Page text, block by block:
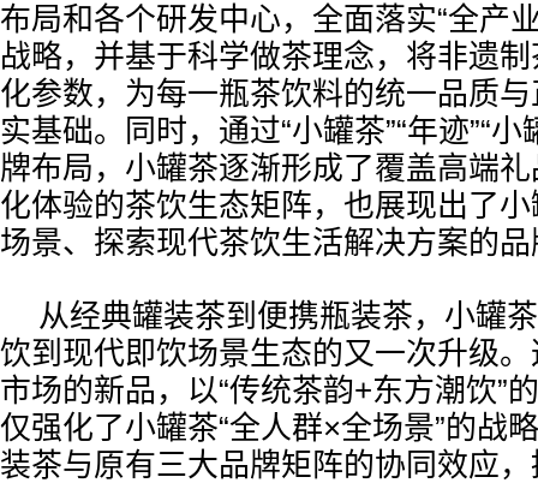
布局和各个研发中心，全面落实“全产
战略，并基于科学做茶理念，将非遗
化参数，为每一瓶茶饮料的统一品质
实基础。同时，通过“小罐茶”“年迹”“
牌布局，小罐茶逐渐形成了覆盖高端
化体验的茶饮生态矩阵，也展现出了
场景、探索现代茶饮生活解决方案的
从经典罐装茶到便携瓶装茶，小罐
饮到现代即饮场景生态的又一次升级
市场的新品，以“传统茶韵+东方潮饮”
仅强化了小罐茶“全人群×全场景”的战
装茶与原有三大品牌矩阵的协同效应